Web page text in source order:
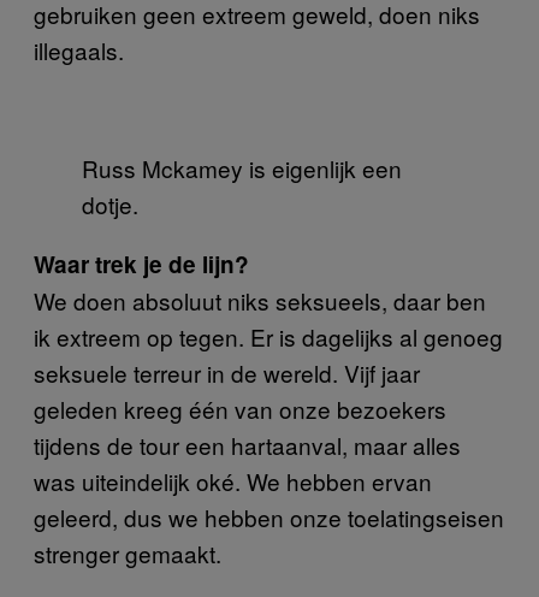
gebruiken geen extreem geweld, doen niks
illegaals.
Russ Mckamey is eigenlijk een
dotje.
Waar trek je de lijn?
We doen absoluut niks seksueels, daar ben
ik extreem op tegen. Er is dagelijks al genoeg
seksuele terreur in de wereld. Vijf jaar
geleden kreeg één van onze bezoekers
tijdens de tour een hartaanval, maar alles
was uiteindelijk oké. We hebben ervan
geleerd, dus we hebben onze toelatingseisen
strenger gemaakt.